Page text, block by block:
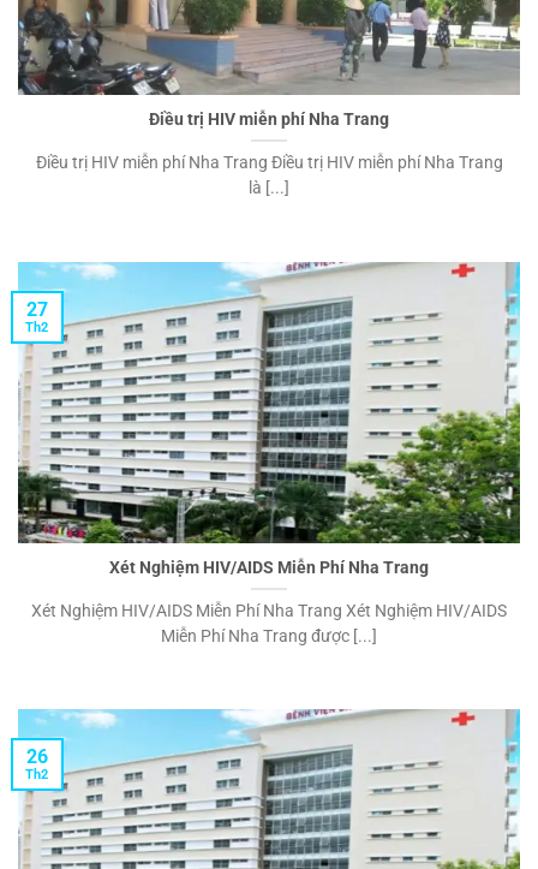
Điều trị HIV miễn phí Nha Trang
Điều trị HIV miễn phí Nha Trang Điều trị HIV miễn phí Nha Trang
là [...]
Xét Nghiệm HIV/AIDS Miễn Phí Nha Trang
Xét Nghiệm HIV/AIDS Miễn Phí Nha Trang Xét Nghiệm HIV/AIDS
Miễn Phí Nha Trang được [...]
27
Th2
26
Th2